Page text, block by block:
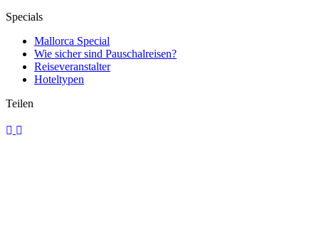
Specials
Mallorca Special
Wie sicher sind Pauschalreisen?
Reiseveranstalter
Hoteltypen
Teilen